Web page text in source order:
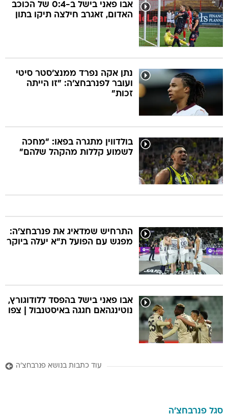
אבו פאני בישל ב-0:4 של הכוכב
האדום, זאגרב חילצה תיקו בתון
נתן אקה נפרד ממנצ'סטר סיטי
ועובר לפנרבחצ'ה: "זו הייתה
זכות"
בולדווין מתגרה בפאו: "מחכה
לשמוע קללות מהקהל שלהם"
התרחיש שמדאיג את פנרבחצ'ה:
מפגש עם הפועל ת"א יעלה ביוקר
אבו פאני בישל בהפסד ללודוגורץ,
נוטינגהאם חגגה באיסטנבול | צפו
עוד כתבות בנושא פנרבחצ'ה
סגל פנרבחצ'ה